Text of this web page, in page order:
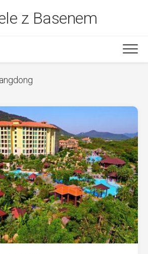
z Basenem